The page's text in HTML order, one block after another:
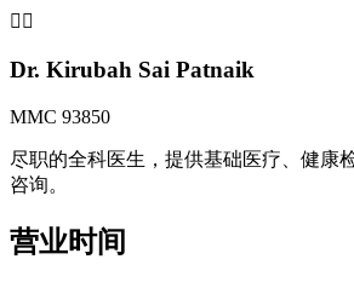
👩‍⚕️
Dr. Kirubah Sai Patnaik
MMC 93850
尽职的全科医生，提供基础医疗、健康
咨询。
营业时间